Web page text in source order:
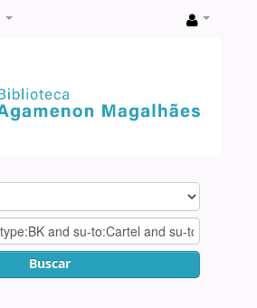
Buscar